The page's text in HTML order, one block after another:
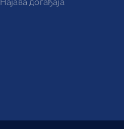
Најава догађаја